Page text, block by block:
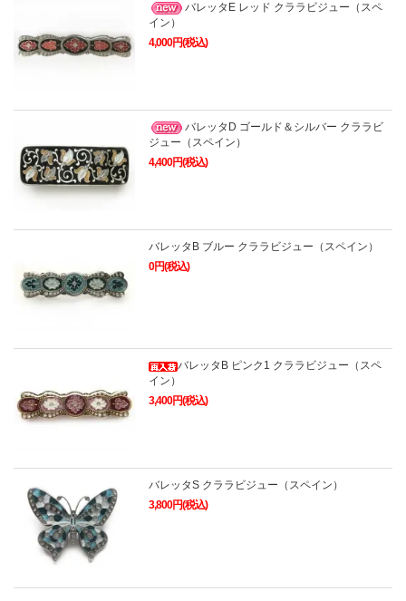
バレッタE レッド クララビジュー（スペ
イン）
4,000円(税込)
バレッタD ゴールド＆シルバー クララビ
ジュー（スペイン）
4,400円(税込)
バレッタB ブルー クララビジュー（スペイン）
0円(税込)
バレッタB ピンク1 クララビジュー（スペ
イン）
3,400円(税込)
バレッタS クララビジュー（スペイン）
3,800円(税込)